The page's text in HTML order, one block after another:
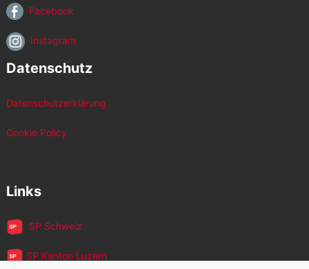
Facebook
Instagram
Datenschutz
Datenschutzerklärung
Cookie Policy
Links
SP Schweiz
SP Kanton Luzern